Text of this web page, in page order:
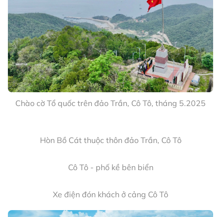
Một số hình ảnh về đặc khu Cô Tô (Quảng
Ninh)
Khởi công xây dựng cảng Cô Tô, năm 1997